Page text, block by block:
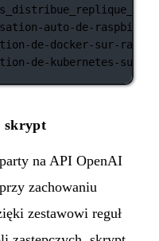
auto-de-raspbian-
de-docker-sur-
de-kubernetes-sur-
skrypt
na API OpenAI
zachowaniu
zestawowi reguł